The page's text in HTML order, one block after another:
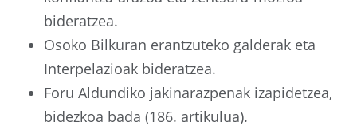
bideratzea.
Osoko Bilkuran erantzuteko galderak eta
Interpelazioak bideratzea.
Foru Aldundiko jakinarazpenak izapidetzea,
bidezkoa bada (186. artikulua).